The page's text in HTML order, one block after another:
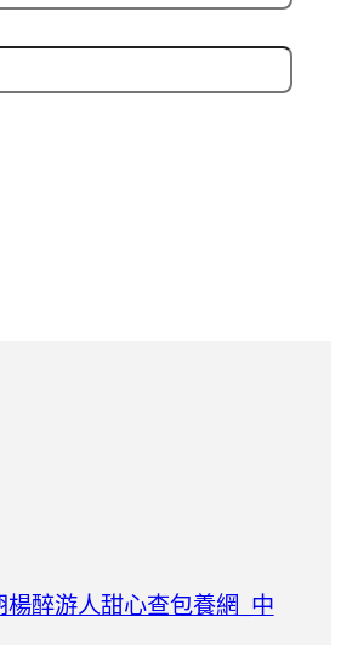
醉游人甜心查包養網_中